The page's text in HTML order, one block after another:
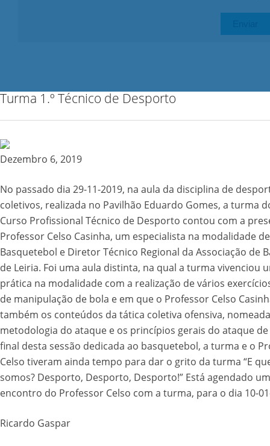
Turma 1.º Técnico de Desporto
Dezembro 6, 2019
No passado dia 29-11-2019, na aula da disciplina de
coletivos, realizada no Pavilhão Eduardo Gomes, a turma
Curso Profissional Técnico de Desporto contou com a
Professor Celso Casinha, um especialista na modalidade de
Basquetebol e Diretor Técnico Regional da Associação de
de Leiria. Foi uma aula distinta, na qual a turma vivenciou
prática na modalidade com a realização de vários
de manipulação de bola e em que o Professor Celso
também os conteúdos da tática coletiva ofensiva,
metodologia do ataque e os princípios gerais do ataque
final desta sessão dedicada ao basquetebol, a turma e o
Celso tiveram ainda tempo para dar o grito da turma “E
somos? Desporto, Desporto, Desporto!” Está agendado
encontro do Professor Celso com a turma, para o dia 10-
Ricardo Gaspar